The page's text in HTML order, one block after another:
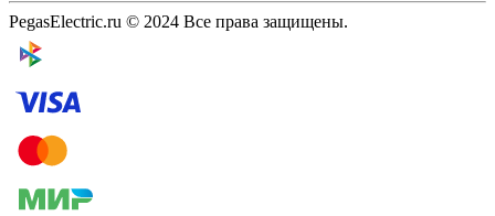
PegasElectric.ru © 2024 Все права защищены.